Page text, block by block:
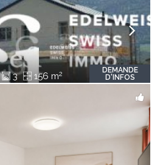
3 156 m2
DEMANDE
D'INFOS